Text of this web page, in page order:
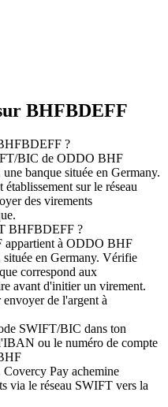
BHFBDEFF
?
BIC de ODDO BHF
banque située en Germany.
sur le réseau
des virements
BHFBDEFF ?
à ODDO BHF
en Germany. Vérifie
correspond aux
avant d'initier un virement.
de l'argent à
SWIFT/BIC dans ton
ou le numéro de compte
Pay achemine
via le réseau SWIFT vers la